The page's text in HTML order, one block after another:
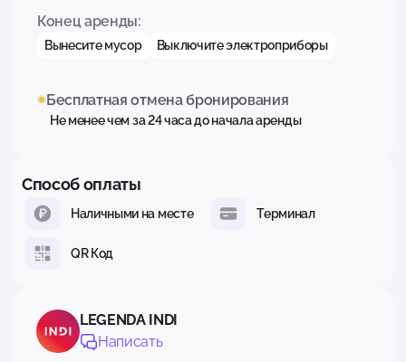
Конец аренды:
Вынесите мусор Выключите электроприборы
Бесплатная отмена бронирования
Не менее чем за 24 часа до начала аренды
Способ оплаты
Наличными на месте Терминал
QR Код
LEGENDA INDI
Написать